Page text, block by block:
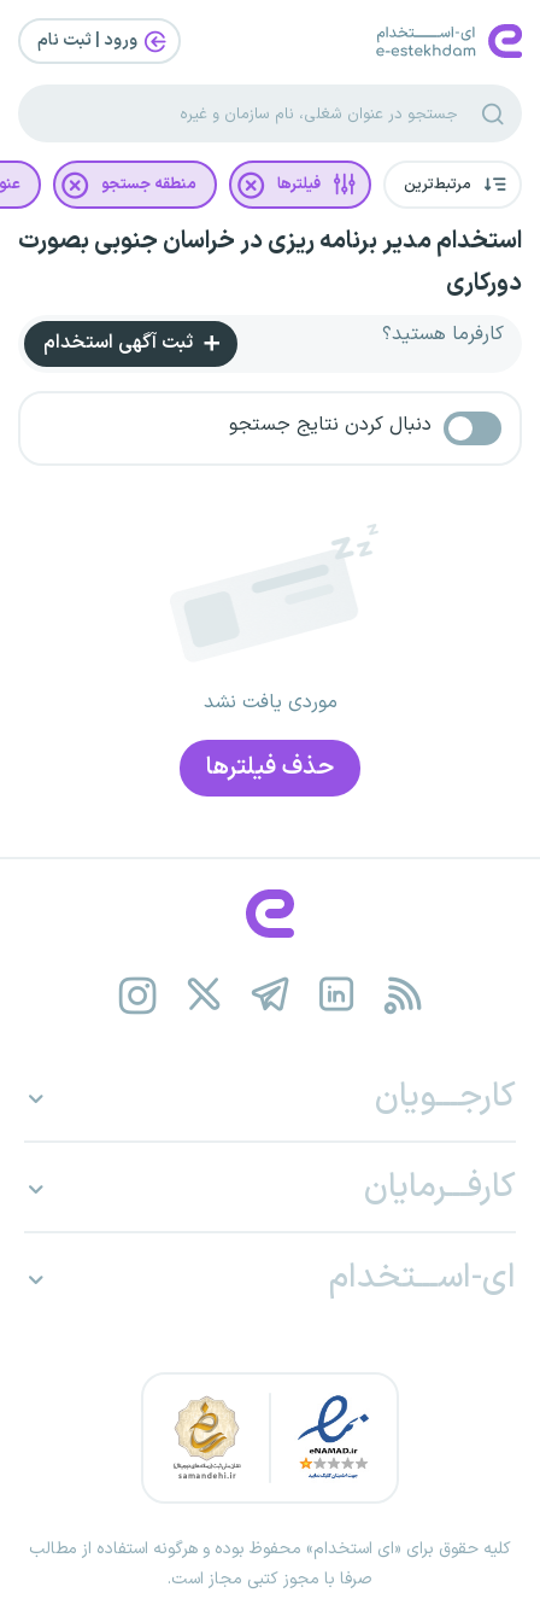
ورود | ثبت‌ نام
مرتبط‌ترین فیلترها منطقه جستجو
استخدام مدیر برنامه ریزی در خراسان جنوبی بصورت
دورکاری
کارفرما هستید؟ ثبت آگهی استخدام
دنبال کردن نتایج جستجو
موردی یافت نشد
حذف فیلتر‌ها
کارجـــویان
کارفـــرمایان
ای-اســـتخدام
کلیه حقوق برای «ای استخدام» محفوظ بوده و هرگونه استفاده از مطالب
صرفا با مجوز کتبی مجاز است.